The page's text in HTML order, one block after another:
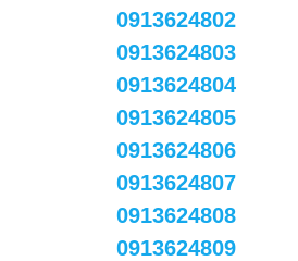
0913624802
0913624803
0913624804
0913624805
0913624806
0913624807
0913624808
0913624809